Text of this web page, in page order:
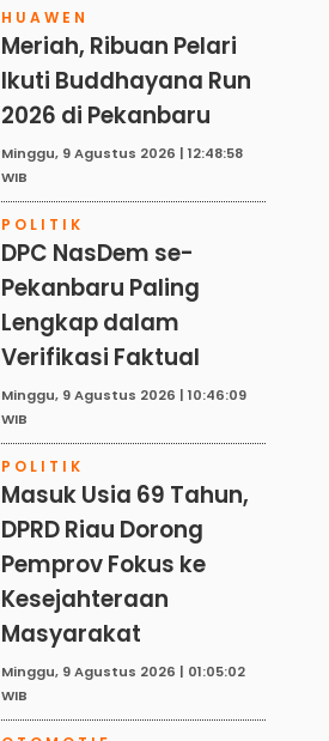
HUAWEN
Meriah, Ribuan Pelari
Ikuti Buddhayana Run
2026 di Pekanbaru
Minggu, 9 Agustus 2026 | 12:48:58
WIB
POLITIK
DPC NasDem se-
Pekanbaru Paling
Lengkap dalam
Verifikasi Faktual
Minggu, 9 Agustus 2026 | 10:46:09
WIB
POLITIK
Masuk Usia 69 Tahun,
DPRD Riau Dorong
Pemprov Fokus ke
Kesejahteraan
Masyarakat
Minggu, 9 Agustus 2026 | 01:05:02
WIB